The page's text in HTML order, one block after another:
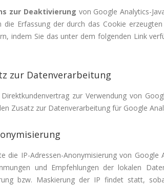
zur Deaktivierung von Google Analytics-
die Erfassung der durch das Cookie
indem Sie das unter dem folgenden Link
zur Datenverarbeitung
zur Verwendung von
Zusatz zur Datenverarbeitung für Google
die IP-Adressen-Anonymisierung von
und Empfehlungen der lokalen
bzw. Maskierung der IP findet statt,